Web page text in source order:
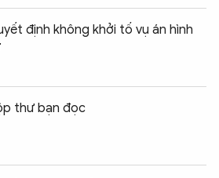
định không khởi tố vụ án hình
thư bạn đọc